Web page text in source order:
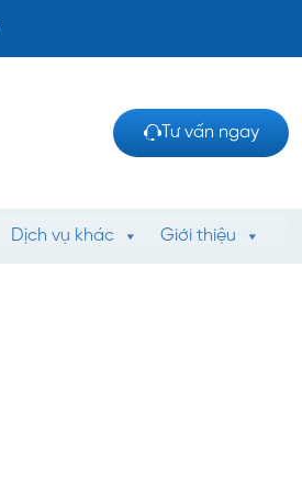
Tư vấn ngay
Dịch vụ khác Giới thiệu